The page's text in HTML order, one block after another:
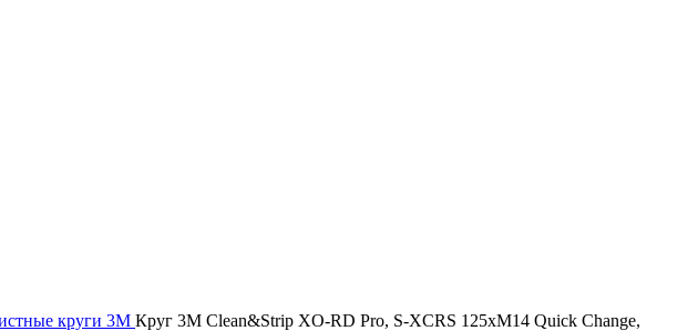
круги 3М Круг 3M Clean&Strip XO-RD Pro, S-XCRS 125xM14 Quick Change,